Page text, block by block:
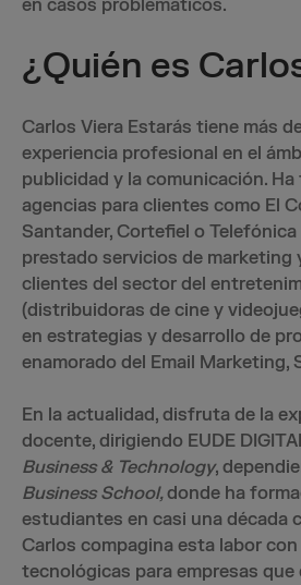
en casos problemáticos.
¿Quién es
Carlos Viera Estarás tiene más
experiencia profesional en el
publicidad y la comunicación. Ha
agencias para clientes como El
Santander, Cortefiel o Telefónica
prestado servicios de marketing
clientes del sector del
(distribuidoras de cine y
en estrategias y desarrollo de
enamorado del Email Marketing,
En la actualidad, disfruta de la
docente, dirigiendo EUDE
Business & Technology,
Business School,donde ha
estudiantes en casi una década
Carlos compagina esta labor
tecnológicas para empresas que